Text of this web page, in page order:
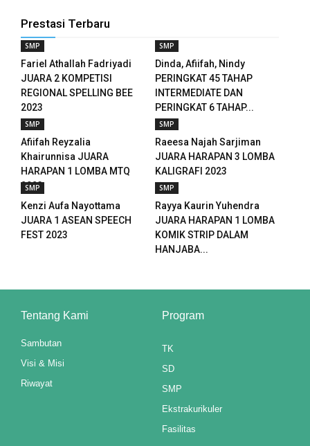
Prestasi Terbaru
SMP
Fariel Athallah Fadriyadi
JUARA 2 KOMPETISI
REGIONAL SPELLING BEE
2023
SMP
Dinda, Afiifah, Nindy
PERINGKAT 45 TAHAP
INTERMEDIATE DAN
PERINGKAT 6 TAHAP...
SMP
Afiifah Reyzalia
Khairunnisa JUARA
HARAPAN 1 LOMBA MTQ
2023
SMP
Raeesa Najah Sarjiman
JUARA HARAPAN 3 LOMBA
KALIGRAFI 2023
SMP
Kenzi Aufa Nayottama
JUARA 1 ASEAN SPEECH
FEST 2023
SMP
Rayya Kaurin Yuhendra
JUARA HARAPAN 1 LOMBA
KOMIK STRIP DALAM
HANJABA...
Tentang Kami
Sambutan
Visi & Misi
Riwayat
Program
TK
SD
SMP
Ekstrakurikuler
Fasilitas